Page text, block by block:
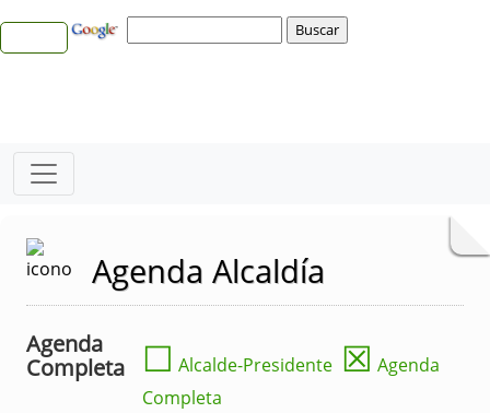
Agenda Alcaldía
Agenda
Completa
☐ Alcalde-Presidente ☒ Agenda
Completa